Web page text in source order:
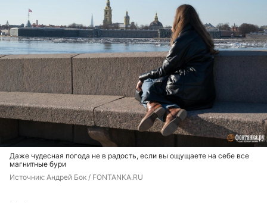
Даже чудесная погода не в радость, если вы ощущаете на себе все
магнитные бури
Источник: Андрей Бок / FONTANKA.RU